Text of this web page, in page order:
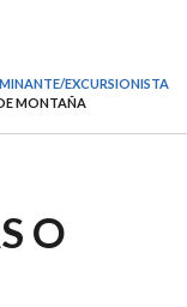
EXCURSIONISTA
MONTAÑA
O